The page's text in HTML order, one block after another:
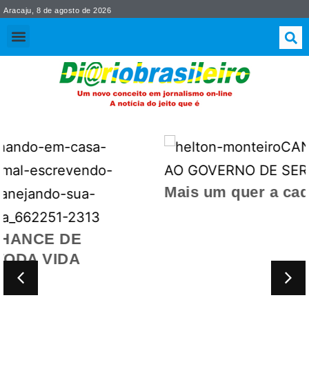
Aracaju, 8 de agosto de 2026
Mais um quer a cadeira de Fábio